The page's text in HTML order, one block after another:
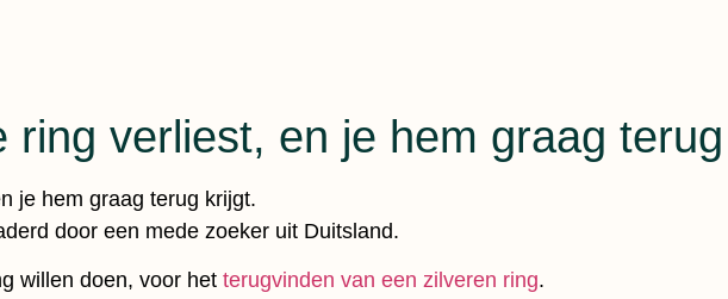
ring verliest, en je hem graag
je hem graag terug krijgt.
door een mede zoeker uit Duitsland.
willen doen, voor het terugvinden van een zilveren ring.